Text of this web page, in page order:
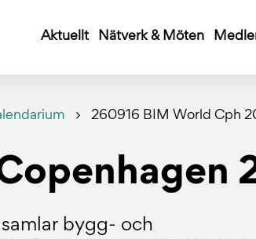
Aktuellt Nätverk & Möten
260916 BIM World Cph
bygg- och